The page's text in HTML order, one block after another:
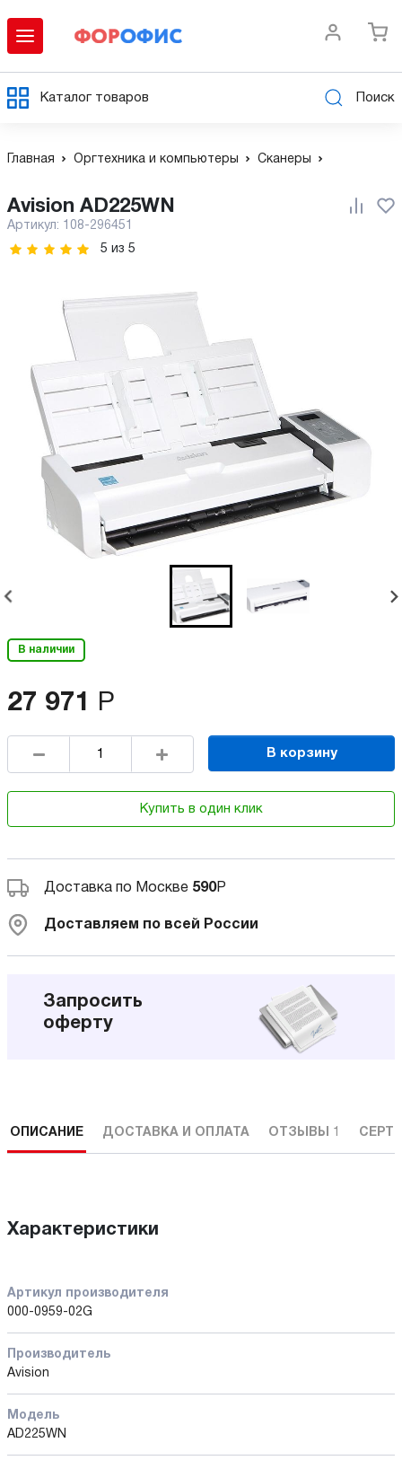
Каталог товаров Поиск
Главная Оргтехника и компьютеры Сканеры
Avision AD225WN
Артикул: 108-296451
5 из 5
В наличии
27 971 Р
В корзину
Купить в один клик
Доставка по Москве 590Р
Доставляем по всей России
Запросить
оферту
ОПИСАНИЕ ДОСТАВКА И ОПЛАТА ОТЗЫВЫ
Характеристики
Артикул производителя
000-0959-02G
Производитель
Avision
Модель
AD225WN